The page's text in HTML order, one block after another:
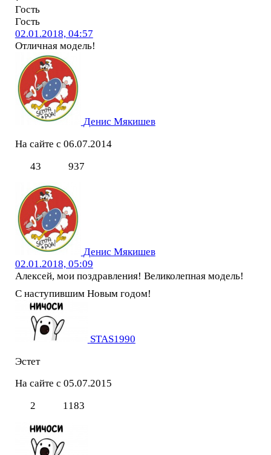
Гость
Гость
02.01.2018, 04:57
Отличная модель!
Денис Мякишев
На сайте с 06.07.2014
43
937
Денис Мякишев
02.01.2018, 05:09
Алексей, мои поздравления! Великолепная модель!
С наступившим Новым годом!
STAS1990
Эстет
На сайте с 05.07.2015
2
1183